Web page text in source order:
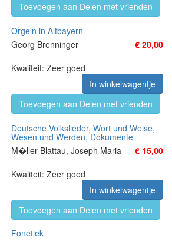
Toevoegen aan Delen met vrienden
Orgeln in Altbayern
Georg Brenninger
€ 20,00
Kwaliteit: Zeer goed
In winkelwagentje
Toevoegen aan Delen met vrienden
Deutsche Volkslieder, Wort und Weise,
Wesen und Werden, Dokumente
M�ller-Blattau, Joseph Maria
€ 15,00
Kwaliteit: Zeer goed
In winkelwagentje
Toevoegen aan Delen met vrienden
Fonetiek